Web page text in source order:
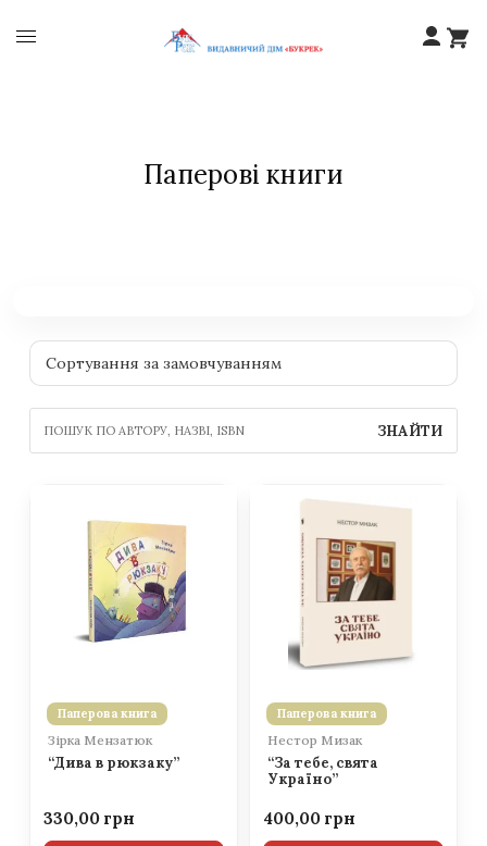
Паперові книги
ЗНАЙТИ
Паперова книга
Зірка Мензатюк
“Дива в рюкзаку”
330,00
Паперова книга
Нестор Мизак
“За тебе, свята
Україно”
400,00